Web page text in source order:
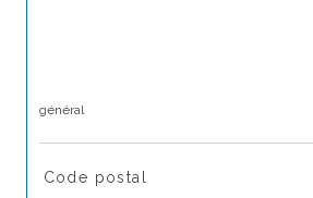
général
TRAD_SIROCCO_Caracteristique
Code postal